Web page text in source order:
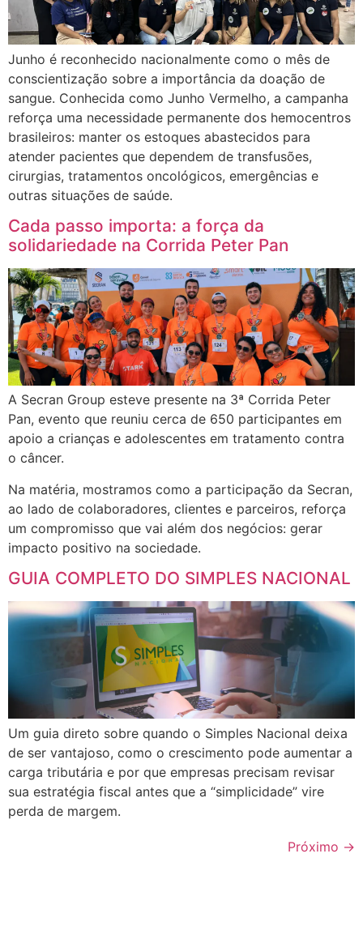
Junho é reconhecido nacionalmente como o mês de
conscientização sobre a importância da doação de
sangue. Conhecida como Junho Vermelho, a campanha
reforça uma necessidade permanente dos hemocentros
brasileiros: manter os estoques abastecidos para
atender pacientes que dependem de transfusões,
cirurgias, tratamentos oncológicos, emergências e
outras situações de saúde.
Cada passo importa: a força da
solidariedade na Corrida Peter Pan
A Secran Group esteve presente na 3ª Corrida Peter
Pan, evento que reuniu cerca de 650 participantes em
apoio a crianças e adolescentes em tratamento contra
o câncer.
Na matéria, mostramos como a participação da Secran,
ao lado de colaboradores, clientes e parceiros, reforça
um compromisso que vai além dos negócios: gerar
impacto positivo na sociedade.
GUIA COMPLETO DO SIMPLES NACIONAL
Um guia direto sobre quando o Simples Nacional deixa
de ser vantajoso, como o crescimento pode aumentar a
carga tributária e por que empresas precisam revisar
sua estratégia fiscal antes que a “simplicidade” vire
perda de margem.
Próximo →